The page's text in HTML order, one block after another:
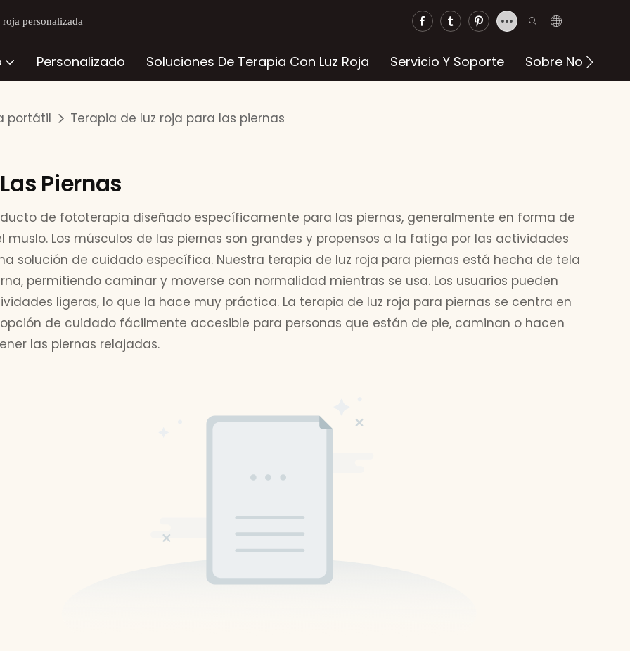
personalizada
Personalizado Soluciones De Terapia Con Luz Roja Servicio Y Soporte Sobre Nosotros
portátil Terapia de luz roja para las piernas
Piernas
de fototerapia diseñado específicamente para las piernas, generalmente en forma de
Los músculos de las piernas son grandes y propensos a la fatiga por las actividades
solución de cuidado específica. Nuestra terapia de luz roja para piernas está hecha de tela
permitiendo caminar y moverse con normalidad mientras se usa. Los usuarios pueden
ligeras, lo que la hace muy práctica. La terapia de luz roja para piernas se centra en
de cuidado fácilmente accesible para personas que están de pie, caminan o hacen
las piernas relajadas.